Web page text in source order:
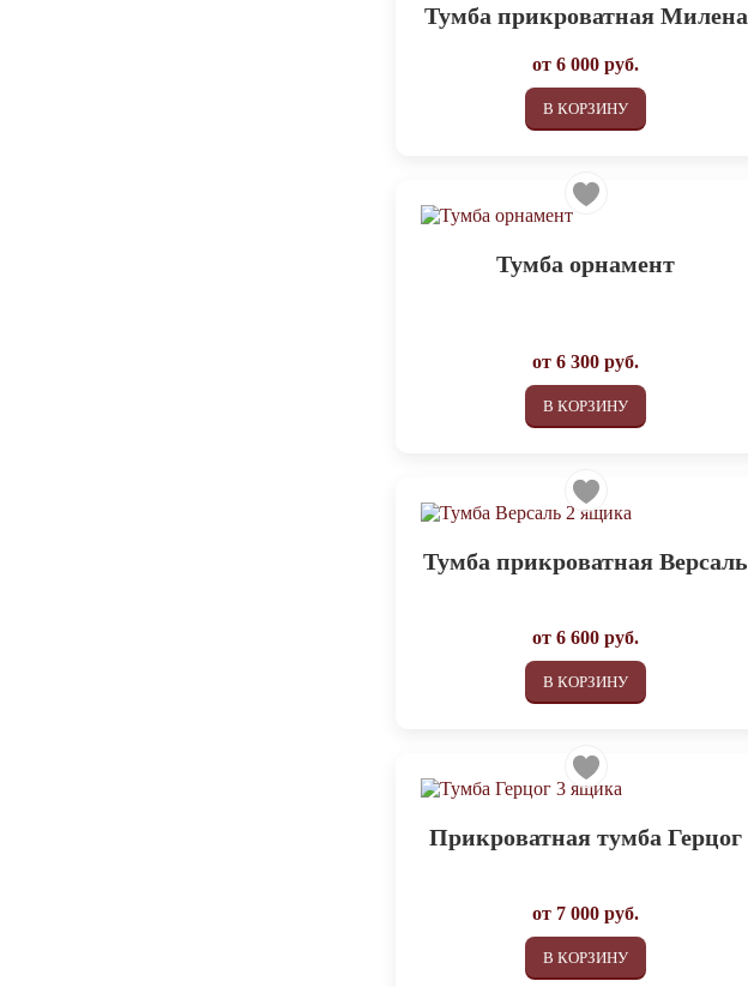
Тумба прикроватная Милена
от6 000 руб.
В КОРЗИНУ
Тумба орнамент
от6 300 руб.
В КОРЗИНУ
Тумба прикроватная Версаль
от6 600 руб.
В КОРЗИНУ
Прикроватная тумба Герцог
от 7 000 руб.
В КОРЗИНУ